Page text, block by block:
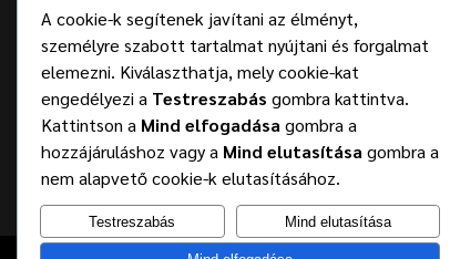
A cookie-k segítenek javítani az élményt,
személyre szabott tartalmat nyújtani és forgalmat
elemezni. Kiválaszthatja, mely cookie-kat
engedélyezi a Testreszabás gombra kattintva.
Kattintson a Mind elfogadásagombra a
hozzájáruláshoz vagy a Mind elutasításagombra a
nem alapvető cookie-k elutasításához.
Testreszabás Mind elutasítása